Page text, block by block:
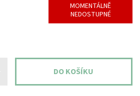
MOMENTÁLNĚ
NEDOSTUPNÉ